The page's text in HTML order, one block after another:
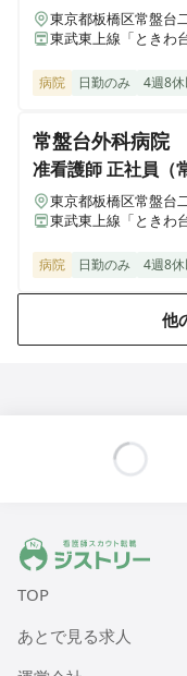
東京都板橋区常盤台
東武東上線「ときわ
病院 日勤のみ 4週8
常盤台外科病院
准看護師正社員（
東京都板橋区常盤台
東武東上線「ときわ
病院 日勤のみ 4週8
他
ジストリー 看護師の
TOP
あとで見る求人